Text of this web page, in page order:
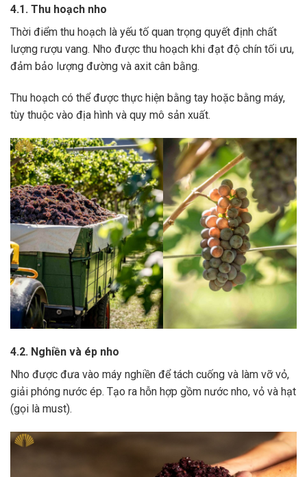
4.1. Thu hoạch nho
Thời điểm thu hoạch là yếu tố quan trọng quyết định chất
lượng rượu vang. Nho được thu hoạch khi đạt độ chín tối ưu,
đảm bảo lượng đường và axit cân bằng.
Thu hoạch có thể được thực hiện bằng tay hoặc bằng máy,
tùy thuộc vào địa hình và quy mô sản xuất.
4.2. Nghiền và ép nho
Nho được đưa vào máy nghiền để tách cuống và làm vỡ vỏ,
giải phóng nước ép. Tạo ra hỗn hợp gồm nước nho, vỏ và hạt
(gọi là must).